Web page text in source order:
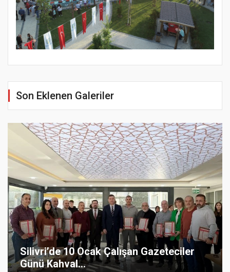
Son Eklenen Galeriler
Silivri’de 10 Ocak Çalışan Gazeteciler
Günü Kahval...